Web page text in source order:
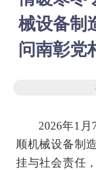
械设备制
问南彰党
2026年1
顺机械设备制
挂与社会责任